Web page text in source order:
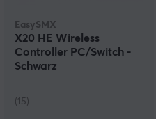
EasySMX
X20 HE Wireless
Controller PC/Switch -
Schwarz
(15)